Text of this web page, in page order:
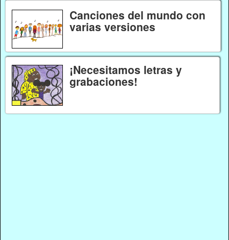
Canciones del mundo con
varias versiones
¡Necesitamos letras y
grabaciones!